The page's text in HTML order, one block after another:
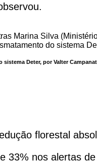
Deter, por Valter
florestal
33% nos alertas